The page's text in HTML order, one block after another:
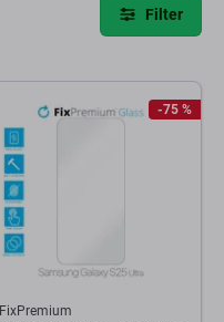
Filter
-75 %
FixPremium